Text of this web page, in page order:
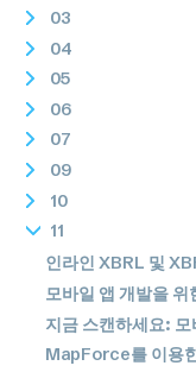
03
04
05
06
07
09
10
11
인라인 XBRL 및
모바일 앱 개발을 위
지금 스캔하세요:
MapForce를 이용